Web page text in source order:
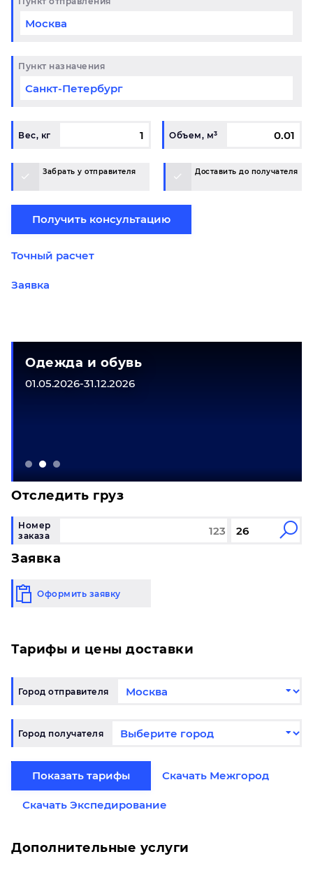
Пункт назначения
Вес, кг Объем, м³
Забрать у отправителя Доставить до получателя
Получить консультацию
Точный расчет
Заявка
Одежда и обувь
01.05.2026-31.12.2026
Отследить груз
Номер
заказа
Заявка
Оформить заявку
Тарифы и цены доставки
Город отправителя
Город получателя
Показать тарифы Скачать Межгород
Скачать Экспедирование
Дополнительные услуги